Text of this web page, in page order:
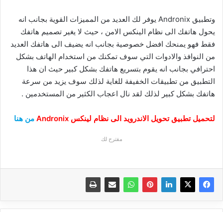
وتطبيق Andronix يوفر لك العديد من المميزات القوية بجانب انه
يحول هاتفك الى نظام الينكس الامن ، حيث لا يغير تصميم هاتفك
فقط فهو يمنحك افضل خصوصية بجانب انه يضيف الى هاتفك العديد
من النوافذ والادوات التي سوف تمكنك من استخدام الهاتف بشكل
احترافي بجانب انه يقوم بتسريع هاتفك بشكل كبير حيث ان هذا
التطبيق من تطبيقات الخفيفة للغاية لذلك سوف يزيد من سرعة
هاتفك بشكل كبير لذلك لقد نال اعجاب الكثير من المستخدمين .
لتحميل تطبيق تحويل الاندرويد الى نظام لينكس Andronix من هنا
مقترح لك